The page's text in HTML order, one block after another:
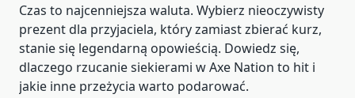
Czas to najcenniejsza waluta. Wybierz nieoczywisty
prezent dla przyjaciela, który zamiast zbierać kurz,
stanie się legendarną opowieścią. Dowiedz się,
dlaczego rzucanie siekierami w Axe Nation to hit i
jakie inne przeżycia warto podarować.